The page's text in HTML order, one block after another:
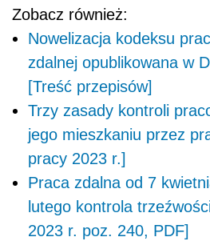
Zobacz również:
Nowelizacja kodeksu
zdalnej opublikowana w
[Treść przepisów]
Trzy zasady kontroli
jego mieszkaniu przez
pracy 2023 r.]
Praca zdalna od 7
lutego kontrola
2023 r. poz. 240, PDF]